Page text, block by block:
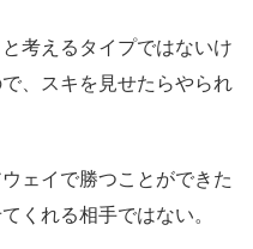
考えるタイプではないけ
、スキを見せたらやられ
ェイで勝つことができた
くれる相手ではない。